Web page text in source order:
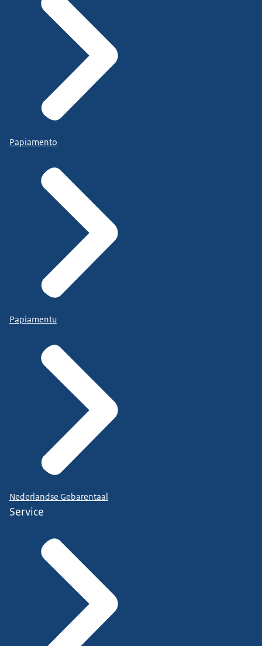
Papiamento
Papiamentu
Nederlandse Gebarentaal
Service